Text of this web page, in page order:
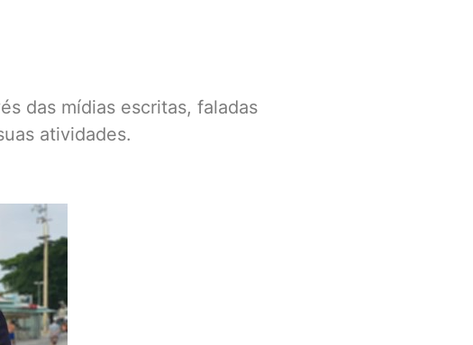
das mídias escritas, faladas
atividades.